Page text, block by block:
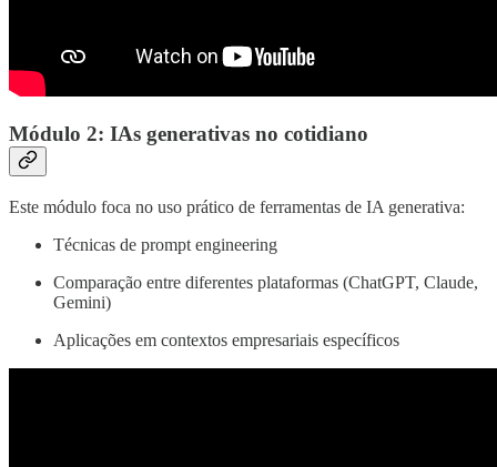
Módulo 2: IAs generativas no cotidiano
Este módulo foca no uso prático de ferramentas de IA generativa:
Técnicas de prompt engineering
Comparação entre diferentes plataformas (ChatGPT, Claude,
Gemini)
Aplicações em contextos empresariais específicos